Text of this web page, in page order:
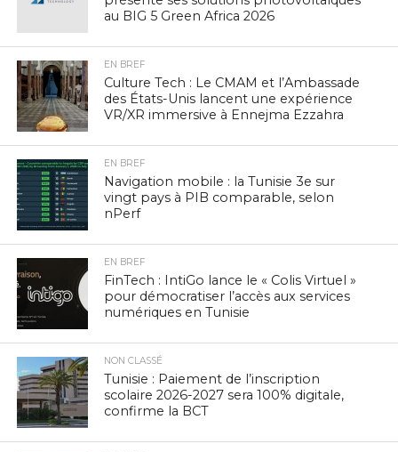
au BIG 5 Green Africa 2026
EN BREF
Culture Tech : Le CMAM et l’Ambassade
des États-Unis lancent une expérience
VR/XR immersive à Ennejma Ezzahra
EN BREF
Navigation mobile : la Tunisie 3e sur
vingt pays à PIB comparable, selon
nPerf
EN BREF
FinTech : IntiGo lance le « Colis Virtuel »
pour démocratiser l’accès aux services
numériques en Tunisie
NON CLASSÉ
Tunisie : Paiement de l’inscription
scolaire 2026-2027 sera 100% digitale,
confirme la BCT